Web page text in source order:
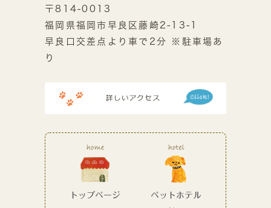
〒814-0013
福岡県福岡市早良区藤崎2-13-1
早良口交差点より車で2分 ※駐車場あ
り
トップページ ペットホテル